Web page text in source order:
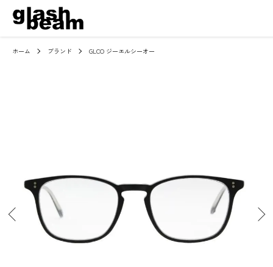
ホーム ブランド GLCO ジーエルシーオー